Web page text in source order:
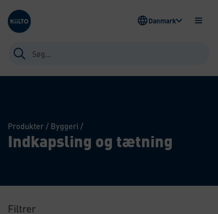
Kiilto Denmark
Søg
efter:
ÅBEN
Danmark
Produkter / Byggeri /
Indkapsling og tætning
Filtrer